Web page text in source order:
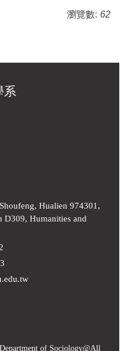
瀏覽數: 62
系
Hualien 974301,
D309, Humanities and
of Sociology@All